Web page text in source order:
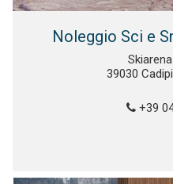
Noleggio Sci e
39030
+39